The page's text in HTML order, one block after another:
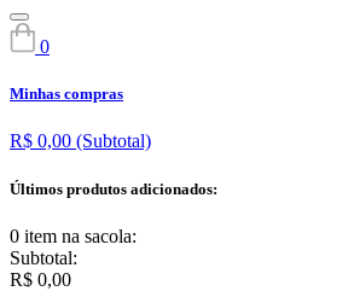
0
Minhas compras
R$ 0,00 (Subtotal)
Últimos produtos adicionados:
0 item na sacola:
Subtotal:
R$ 0,00